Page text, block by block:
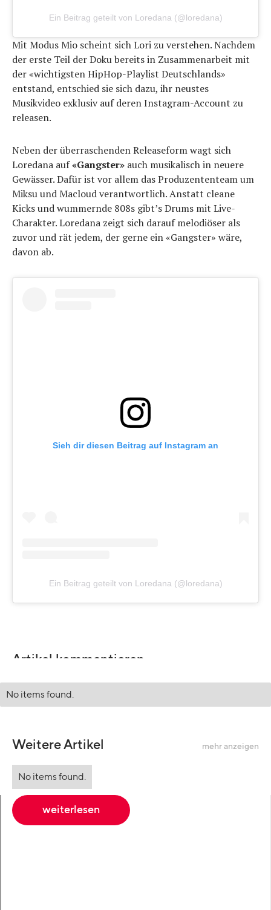
Ein Beitrag geteilt von Loredana (@loredana)
Mit Modus Mio scheint sich Lori zu verstehen. Nachdem
der erste Teil der Doku bereits in Zusammenarbeit mit
der «wichtigsten HipHop-Playlist Deutschlands»
entstand, entschied sie sich dazu, ihr neustes
Musikvideo exklusiv auf deren Instagram-Account zu
releasen.
Neben der überraschenden Releaseform wagt sich
Loredana auf«Gangster» auch musikalisch in neuere
Gewässer. Dafür ist vor allem das Produzententeam um
Miksu und Macloud verantwortlich. Anstatt cleane
Kicks und wummernde 808s gibt’s Drums mit Live-
Charakter. Loredana zeigt sich darauf melodiöser als
zuvor und rät jedem, der gerne ein «Gangster» wäre,
davon ab.
Sieh dir diesen Beitrag auf Instagram an
Ein Beitrag geteilt von Loredana (@loredana)
Artikel kommentieren
No items found.
Weitere Artikel mehr anzeigen
No items found.
weiterlesen